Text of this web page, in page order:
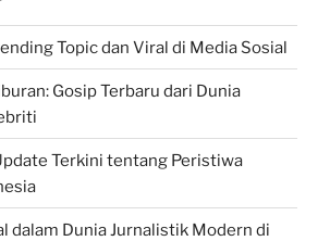
Topic dan Viral di Media Sosial
Gosip Terbaru dari Dunia
Terkini tentang Peristiwa
dalam Dunia Jurnalistik Modern di